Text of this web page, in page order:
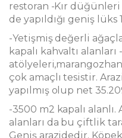
restoran -Kır
de yapıldığı geniş
-Yetişmiş değerli
kapalı kahvaltı alanları
çok amaçlı tesistir.
yapılmış olup net
-3500 m2 kapalı
alanları da bu çiftlik
Geniş arazidedir.